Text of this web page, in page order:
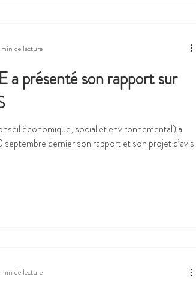
a présenté son rapport sur
économique, social et environnemental) a
septembre dernier son rapport et son projet d’avis
de lecture
de lecture